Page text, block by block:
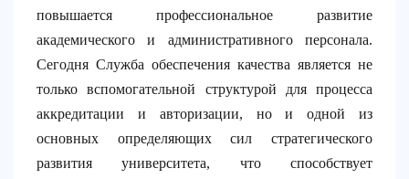
повышается профессиональное развитие
академического и административного персонала.
Сегодня Служба обеспечения качества является не
только вспомогательной структурой для процесса
аккредитации и авторизации, но и одной из
основных определяющих сил стратегического
развития университета, что способствует